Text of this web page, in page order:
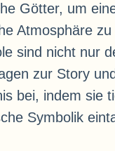
Götter, um
Atmosphäre
sind nicht nur
zur Story
bei, indem sie
Symbolik